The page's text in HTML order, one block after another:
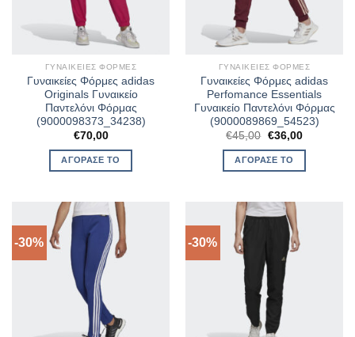
ΓΥΝΑΙΚΕΊΕΣ ΦΌΡΜΕΣ
Γυναικείες Φόρμες adidas
Originals Γυναικείο
Παντελόνι Φόρμας
(9000098373_34238)
€70,00
ΑΓΌΡΑΣΈ ΤΟ
ΓΥΝΑΙΚΕΊΕΣ ΦΌΡΜΕΣ
Γυναικείες Φόρμες adidas
Perfomance Essentials
Γυναικείο Παντελόνι Φόρμας
(9000089869_54523)
€45,00 Original
was:
€45,00.
€36,00Η
ΑΓΌΡΑΣΈ ΤΟ
-30% -30%